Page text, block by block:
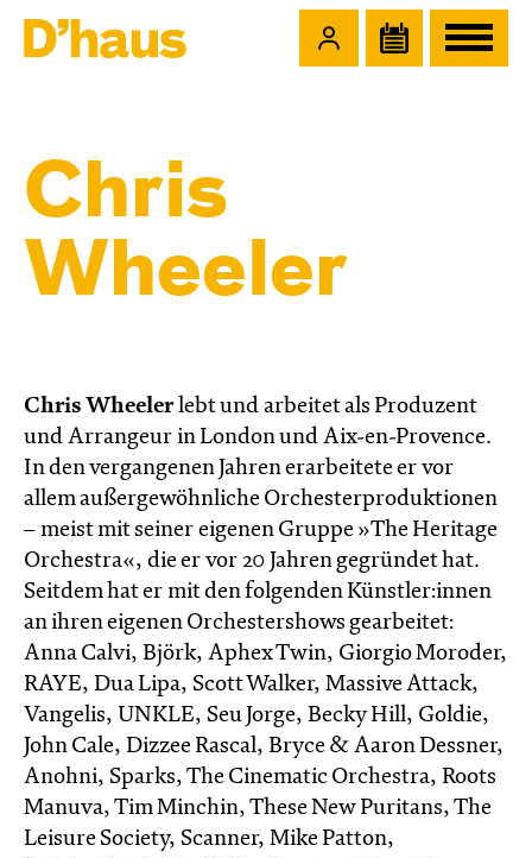
Chris
Wheeler
Chris Wheelerlebt und arbeitet als Produzent
und Arrangeur in London und Aix-en-Provence.
In den vergangenen Jahren erarbeitete er vor
allem außergewöhnliche Orchesterproduktionen
– meist mit seiner eigenen Gruppe »The Heritage
Orchestra«, die er vor 20 Jahren gegründet hat.
Seitdem hat er mit den folgenden Künstler:innen
an ihren eigenen Orchestershows gearbeitet:
Anna Calvi, Björk, Aphex Twin, Giorgio Moroder,
RAYE, Dua Lipa, Scott Walker, Massive Attack,
Vangelis, UNKLE, Seu Jorge, Becky Hill, Goldie,
John Cale, Dizzee Rascal, Bryce & Aaron Dessner,
Anohni, Sparks, The Cinematic Orchestra, Roots
Manuva, Tim Minchin, These New Puritans, The
Leisure Society, Scanner, Mike Patton,